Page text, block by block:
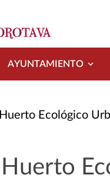
AYUNTAMIENTO
Huerto Ecológico
Huerto